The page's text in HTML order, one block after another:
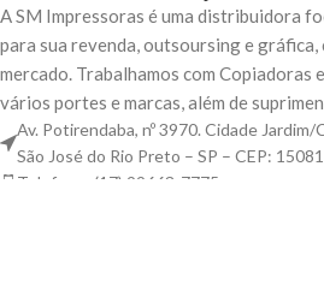
A SM Impressoras é uma distribuidora
para sua revenda, outsoursing e
mercado. Trabalhamos com Copiadoras
vários portes e marcas, além de
Av. Potirendaba, nº 3970. Cidade Jardim/
São José do Rio Preto – SP – CEP:
Telefone: (17) 99663-7775